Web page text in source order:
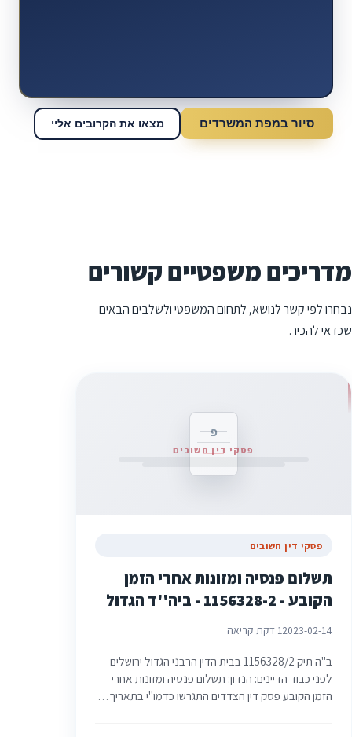
סיור במפת המשרדים מצאו את הקרובים אליי
מדריכים משפטיים קשורים
נבחרו לפי קשר לנושא, לתחום המשפטי ולשלבים הבאים
שכדאי להכיר.
פ
פסקי דין חשובים
פסקי דין חשובים
תשלום פנסיה ומזונות אחרי הזמן
הקובע - 1156328-2 - ביה''ד הגדול
2023-02-141 דקת קריאה
ב"ה תיק ‏1156328/2 בבית הדין הרבני הגדול ירושלים
לפני כבוד הדיינים: הנדון: תשלום פנסיה ומזונות אחרי
הזמן הקובע פסק דין הצדדים התגרשו כדמו"י בתאריך…